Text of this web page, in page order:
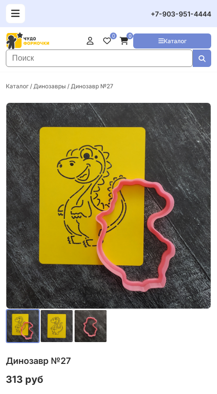
+7-903-951-4444
Каталог
0 0
Каталог / Динозавры / Динозавр №27
Динозавр №27
313 руб